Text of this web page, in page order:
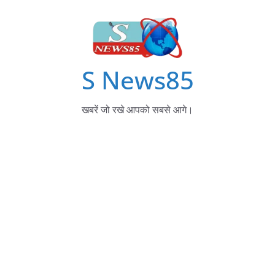
S News85
खबरें जो रखे आपको सबसे आगे।